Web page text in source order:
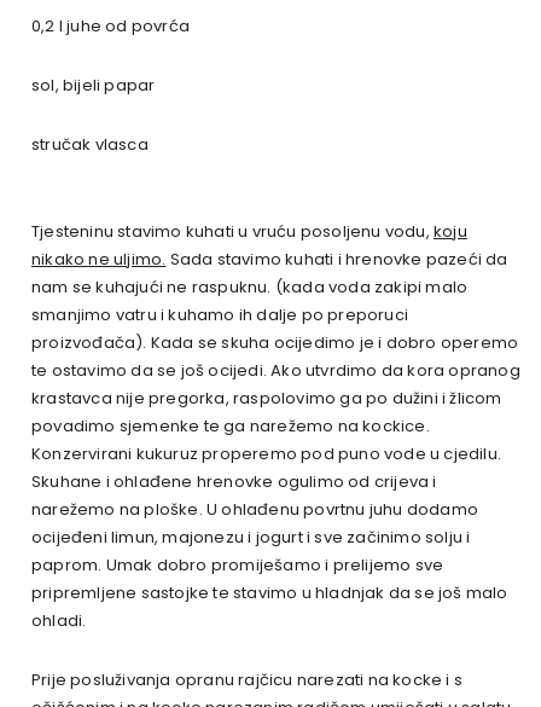
0,2 l juhe od povrća
sol, bijeli papar
stručak vlasca
Tjesteninu stavimo kuhati u vruću posoljenu vodu, koju
nikako ne uljimo. Sada stavimo kuhati i hrenovke pazeći da
nam se kuhajući ne raspuknu. (kada voda zakipi malo
smanjimo vatru i kuhamo ih dalje po preporuci
proizvođača). Kada se skuha ocijedimo je i dobro operemo
te ostavimo da se još ocijedi. Ako utvrdimo da kora opranog
krastavca nije pregorka, raspolovimo ga po dužini i žlicom
povadimo sjemenke te ga narežemo na kockice.
Konzervirani kukuruz properemo pod puno vode u cjedilu.
Skuhane i ohlađene hrenovke ogulimo od crijeva i
narežemo na ploške. U ohlađenu povrtnu juhu dodamo
ocijeđeni limun, majonezu i jogurt i sve začinimo solju i
paprom. Umak dobro promiješamo i prelijemo sve
pripremljene sastojke te stavimo u hladnjak da se još malo
ohladi.
Prije posluživanja opranu rajčicu narezati na kocke i s